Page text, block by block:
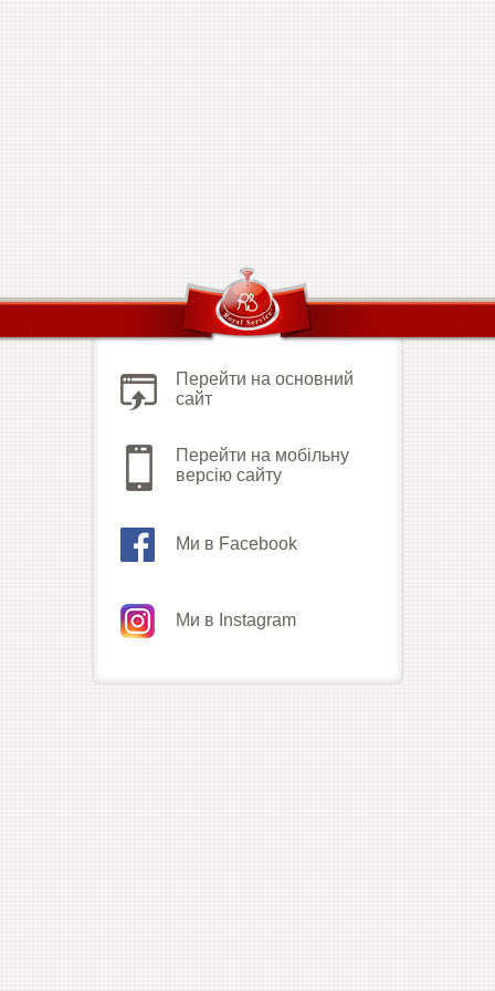
Перейти на основний
сайт
Перейти на мобільну
версію сайту
Ми в Facebook
Ми в Instagram